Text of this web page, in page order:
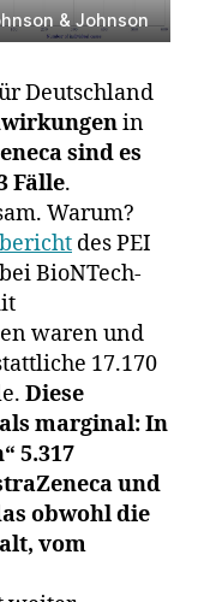
& Johnson
Deutschland
in
sind es
Fälle.
Warum?
des PEI
BioNTech-
waren und
17.170
Diese
marginal: In
5.317
und
obwohl die
vom